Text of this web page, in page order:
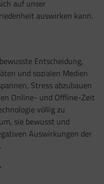
auf unser
auswirken kann.
Entscheidung,
und sozialen Medien
Stress abzubauen
Online- und Offline-Zeit
völlig zu
sie bewusst und
Auswirkungen der